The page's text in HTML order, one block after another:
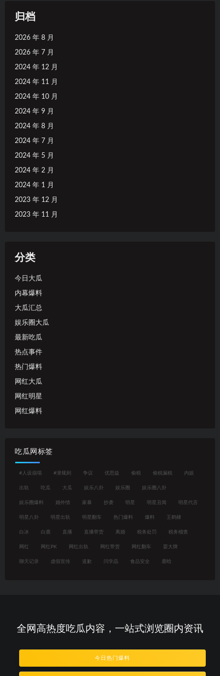
归档
2026 年 8 月
2026 年 7 月
2024 年 12 月
2024 年 11 月
2024 年 10 月
2024 年 9 月
2024 年 8 月
2024 年 7 月
2024 年 5 月
2024 年 2 月
2024 年 1 月
2023 年 12 月
2023 年 11 月
分类
今日大瓜
内幕爆料
大瓜汇总
娱乐圈大瓜
最新吃瓜
热点事件
热门爆料
网红大瓜
网红明星
网红爆料
吃瓜网标签
#人设崩塌 #潜规则 争议 优思益 偷税 偷税漏税 内娱
出轨 吃瓜 大瓜 娱乐八卦 娱乐圈 娱乐圈八卦
娱乐圈爆料 婚外情 家暴 抄袭 明星 明星丑闻 明星代言
明星八卦 明星出轨 明星翻车 热门爆料 爆料 王鹤棣
白冰 白鹿 直播 直播带货 离婚 税务处罚 税务稽查
网红 网红PK 网红出轨 网红带货 网红翻车 耍大牌
聊天记录 虚假宣传 道歉 闫学晶 食品安全 鹿晗
全网高热度吃瓜内容，一站式浏览圈内资讯
今日热门爆料